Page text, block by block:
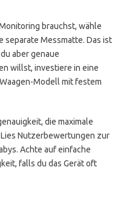
brauchst, wähle
separate Messmatte. Das ist
aber genaue
willst, investiere in eine
Modell mit festem
die maximale
Nutzerbewertungen zur
Achte auf einfache
falls du das Gerät oft